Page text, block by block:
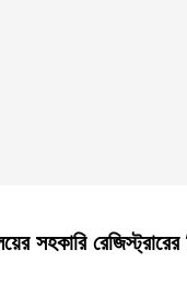
সহকারি